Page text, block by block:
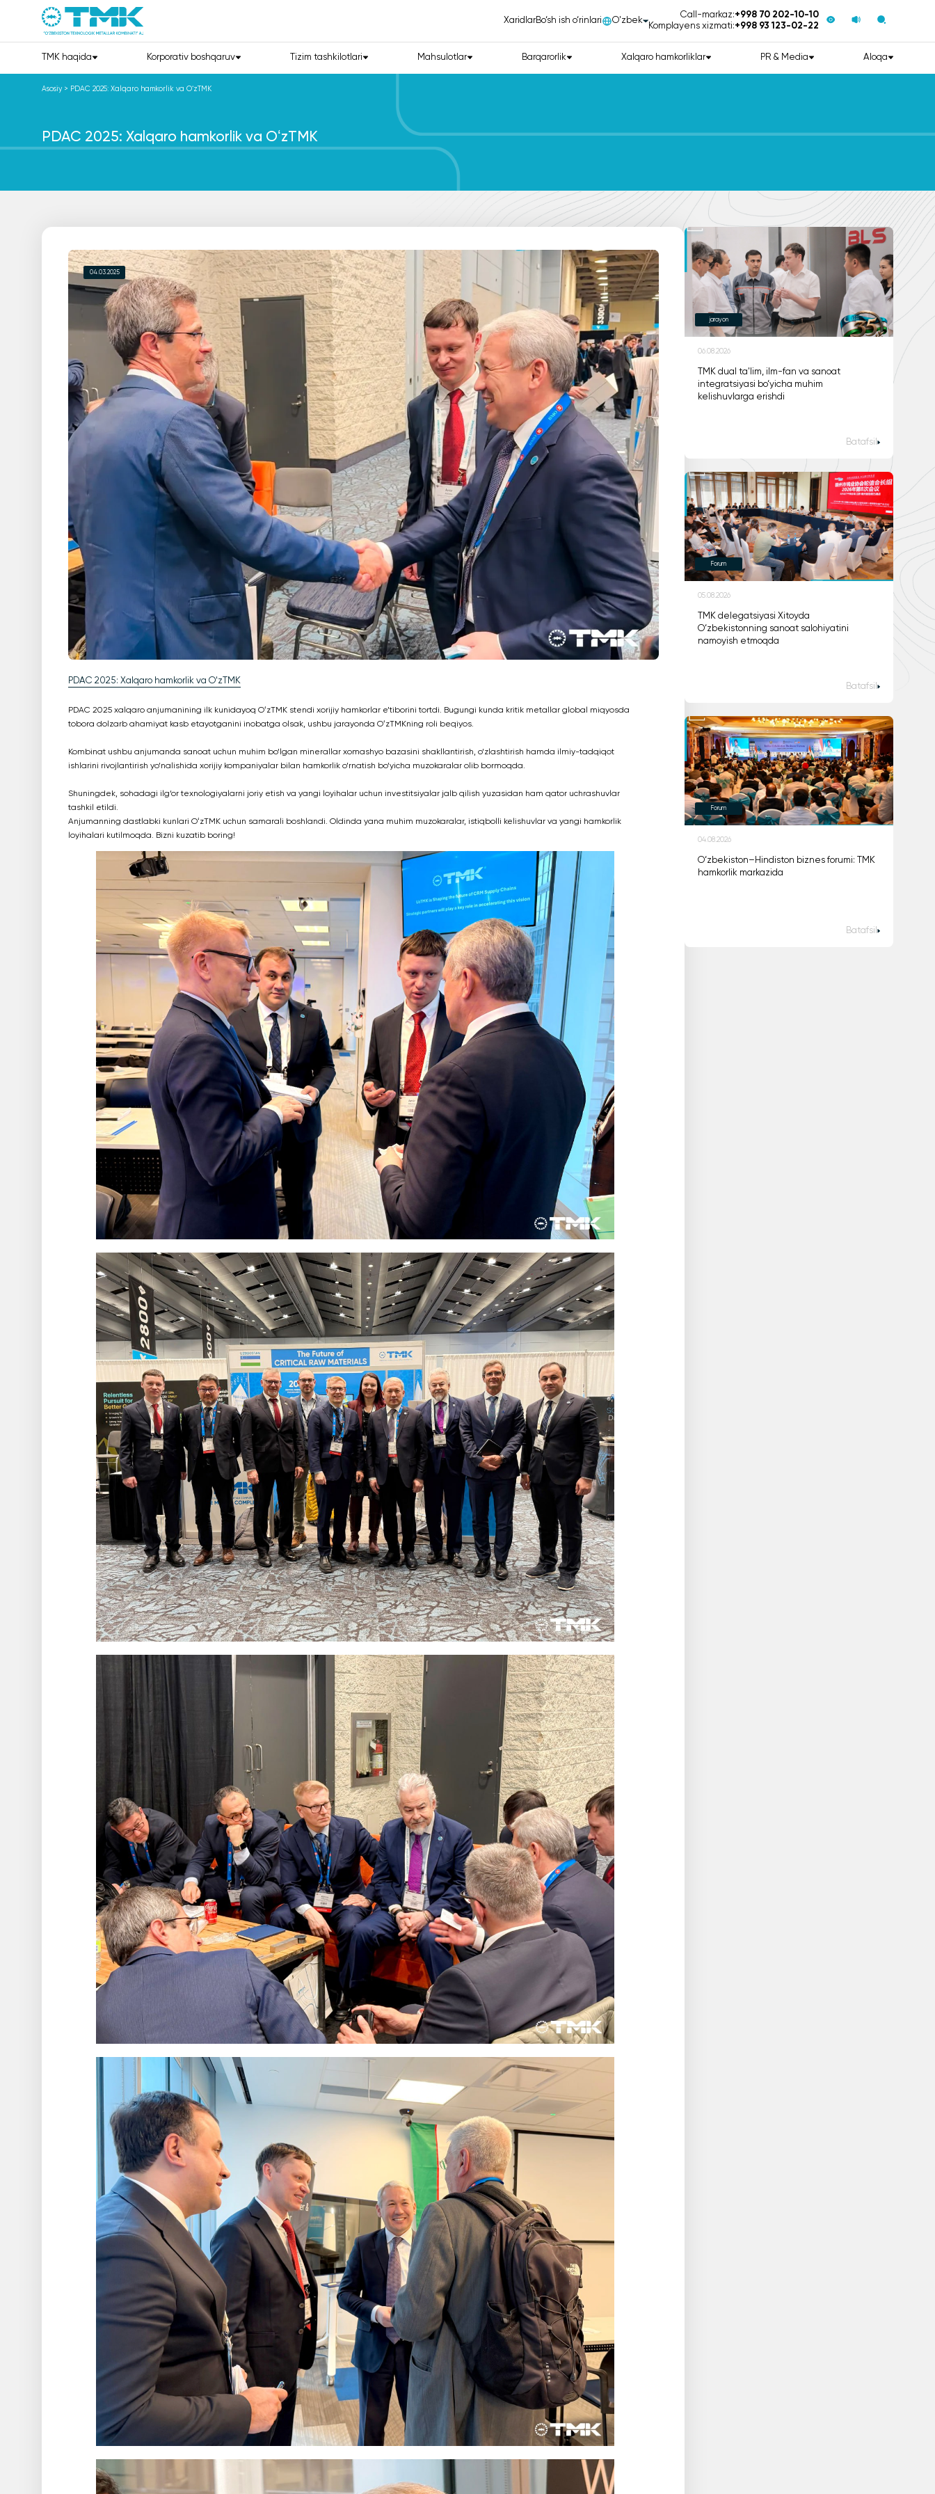
XaridlarBo‘sh ish o‘rinlari О'zbek
Call-markaz:+998 70 202-10-10
Komplayens xizmati:+998 93 123-02-22
TMK haqida Korporativ boshqaruv Tizim tashkilotlari Mahsulotlar Barqarorlik Xalqaro hamkorliklar PR & Media Aloqa
Asosiy > PDAC 2025: Xalqaro hamkorlik va OʻzTMK
PDAC 2025: Xalqaro hamkorlik va OʻzTMK
04.03.2025
PDAC 2025: Xalqaro hamkorlik va OʻzTMK
PDAC 2025 xalqaro anjumanining ilk kunidayoq OʻzTMK stendi xorijiy hamkorlar e’tiborini tortdi. Bugungi kunda kritik metallar global miqyosda
tobora dolzarb ahamiyat kasb etayotganini inobatga olsak, ushbu jarayonda OʻzTMKning roli beqiyos.
Kombinat ushbu anjumanda sanoat uchun muhim bo‘lgan minerallar xomashyo bazasini shakllantirish, o‘zlashtirish hamda ilmiy-tadqiqot
ishlarini rivojlantirish yo‘nalishida xorijiy kompaniyalar bilan hamkorlik o‘rnatish bo‘yicha muzokaralar olib bormoqda.
Shuningdek, sohadagi ilg‘or texnologiyalarni joriy etish va yangi loyihalar uchun investitsiyalar jalb qilish yuzasidan ham qator uchrashuvlar
tashkil etildi.
Anjumanning dastlabki kunlari OʻzTMK uchun samarali boshlandi. Oldinda yana muhim muzokaralar, istiqbolli kelishuvlar va yangi hamkorlik
loyihalari kutilmoqda. Bizni kuzatib boring!
jarayon
06.08.2026
TMK dual ta'lim, ilm-fan va sanoat
integratsiyasi bo‘yicha muhim
kelishuvlarga erishdi
Batafsil
Forum
05.08.2026
TMK delegatsiyasi Xitoyda
O‘zbekistonning sanoat salohiyatini
namoyish etmoqda
Batafsil
Forum
04.08.2026
O‘zbekiston–Hindiston biznes forumi: TMK
hamkorlik markazida
Batafsil